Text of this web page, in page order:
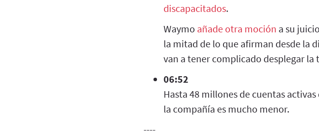
discapacitados.
Waymo añade otra moción a su
la mitad de lo que afirman desde la
van a tener complicado desplegar la
06:52
Hasta 48 millones de cuentas
la compañía es mucho menor.
----